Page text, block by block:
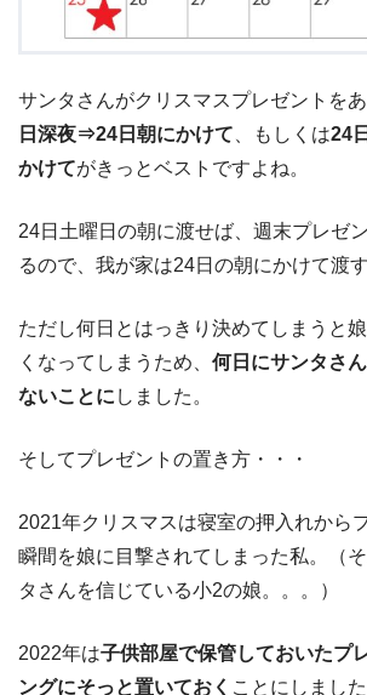
サンタさんがクリスマスプレゼントをあ
日深夜⇒24日朝にかけて 、もしくは24
かけてがきっとベストですよね。
24日土曜日の朝に渡せば、週末プレゼ
るので、我が家は24日の朝にかけて渡
ただし何日とはっきり決めてしまうと
くなってしまうため、 何日にサンタさ
ないことに しました。
そしてプレゼントの置き方・・・
2021年クリスマスは寝室の押入れから
瞬間を娘に目撃されてしまった私。（
タさんを信じている小2の娘。。。）
2022年は子供部屋で保管しておいたプ
ングにそっと置いておく ことにしました